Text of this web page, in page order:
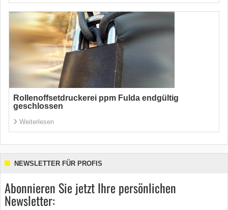
Rollenoffsetdruckerei ppm Fulda endgültig
geschlossen
Weiterlesen
NEWSLETTER FÜR PROFIS
Abonnieren Sie jetzt Ihre persönlichen
Newsletter: